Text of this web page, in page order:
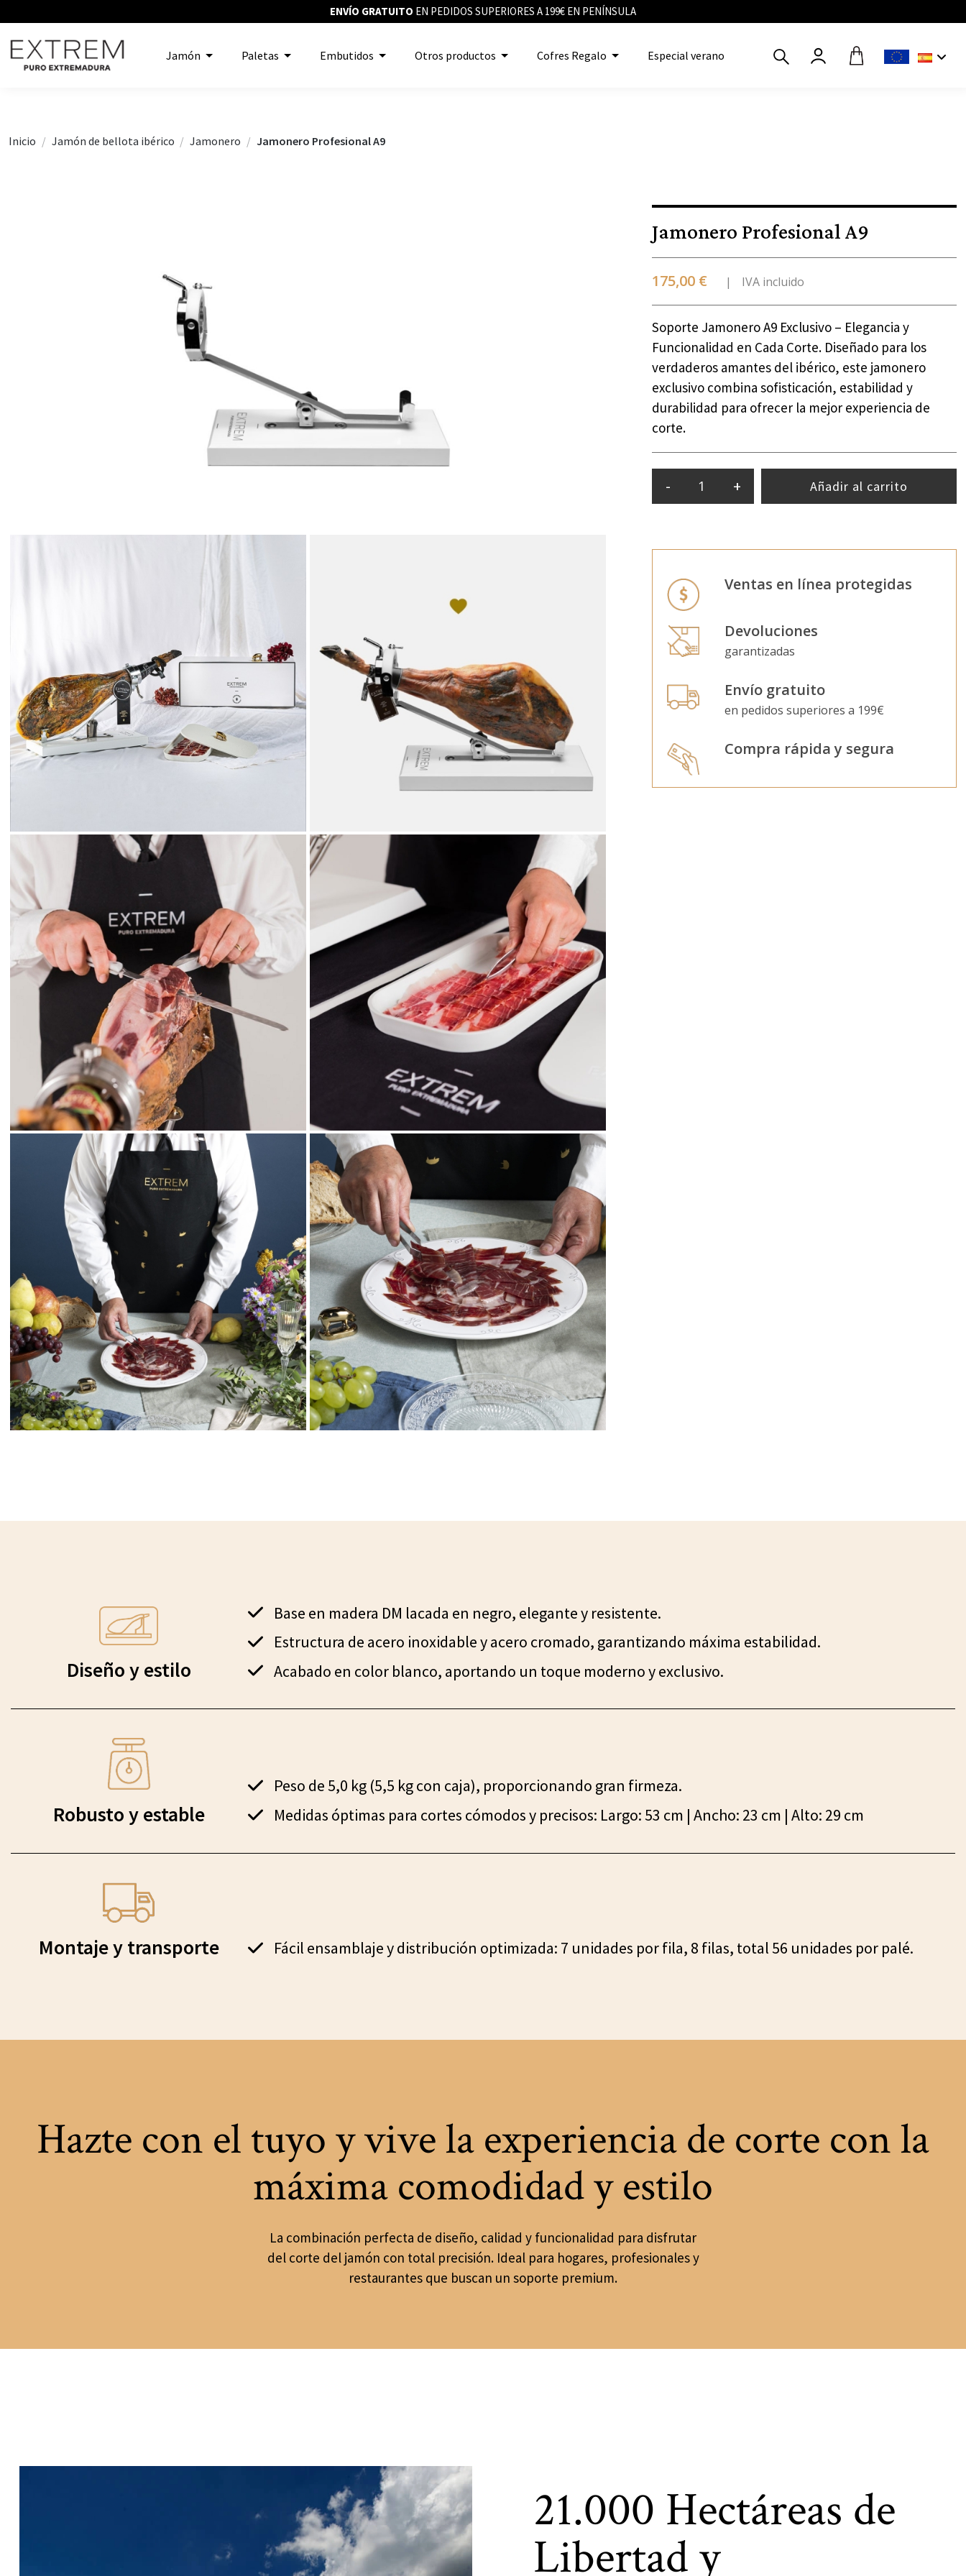
ENVÍO GRATUITO EN PEDIDOS SUPERIORES A 199€ EN PENÍNSULA
Jamón Paletas Embutidos Otros productos Cofres Regalo Especial verano
Inicio Jamón de bellota ibérico Jamonero Jamonero Profesional A9
Jamonero Profesional A9
175,00 € IVA incluido
Soporte Jamonero A9 Exclusivo – Elegancia y
Funcionalidad en Cada Corte. Diseñado para los
verdaderos amantes del ibérico, este jamonero
exclusivo combina sofisticación, estabilidad y
durabilidad para ofrecer la mejor experiencia de
corte.
- + Añadir al carrito
Ventas en línea protegidas
Devoluciones
garantizadas
Envío gratuito
en pedidos superiores a 199€
Compra rápida y segura
Diseño y estilo
Base en madera DM lacada en negro, elegante y resistente.
Estructura de acero inoxidable y acero cromado, garantizando máxima estabilidad.
Acabado en color blanco, aportando un toque moderno y exclusivo.
Robusto y estable
Peso de 5,0 kg (5,5 kg con caja), proporcionando gran firmeza.
Medidas óptimas para cortes cómodos y precisos: Largo: 53 cm | Ancho: 23 cm | Alto: 29 cm
Montaje y transporte Fácil ensamblaje y distribución optimizada: 7 unidades por fila, 8 filas, total 56 unidades por palé.
Hazte con el tuyo y vive la experiencia de corte con la
máxima comodidad y estilo
La combinación perfecta de diseño, calidad y funcionalidad para disfrutar
del corte del jamón con total precisión. Ideal para hogares, profesionales y
restaurantes que buscan un soporte premium.
21.000 Hectáreas de
Libertad y